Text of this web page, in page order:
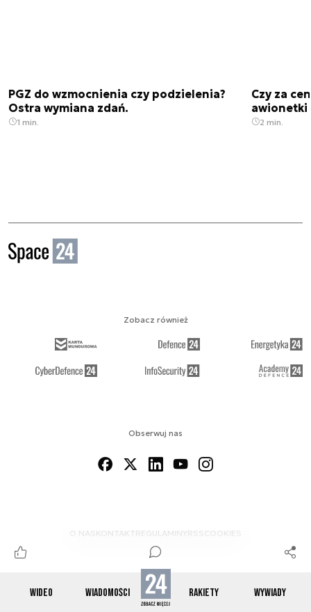
WIDEO WIADOMOŚCI RAKIETY WYWIADY
PGZ do wzmocnienia czy podzielenia?
Ostra wymiana zdań.
1 min.
Czy za
awionetki
2 min.
Obserwuj nas
O NAS KONTAKTREGULAMINYRSS COOKIES
Zobacz również
© 2012-2026 SPACE24